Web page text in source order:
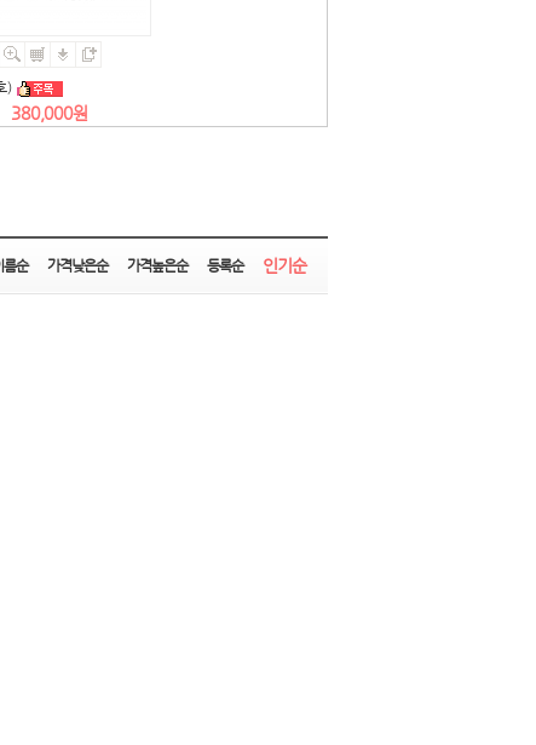
)
380,000원
름순 가격낮은순 가격높은순 등록순 인기순